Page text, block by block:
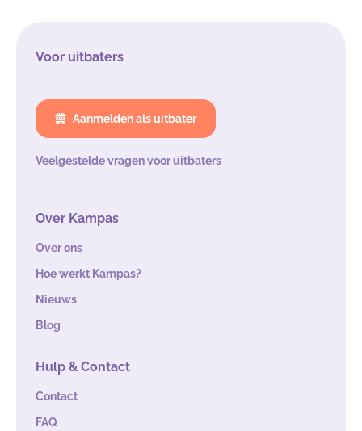
Voor uitbaters
Aanmelden als uitbater
Veelgestelde vragen voor uitbaters
Over Kampas
Over ons
Hoe werkt Kampas?
Nieuws
Blog
Hulp & Contact
Contact
FAQ